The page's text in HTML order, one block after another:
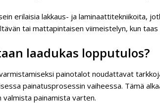
erilaisia lakkaus- ja laminaattitekniikoita,
tai mattapintaisen viimeistelyn, kun
laadukas lopputulos?
painotalot noudattavat
painatusprosessin vaiheessa. Tämä
painamista varten.